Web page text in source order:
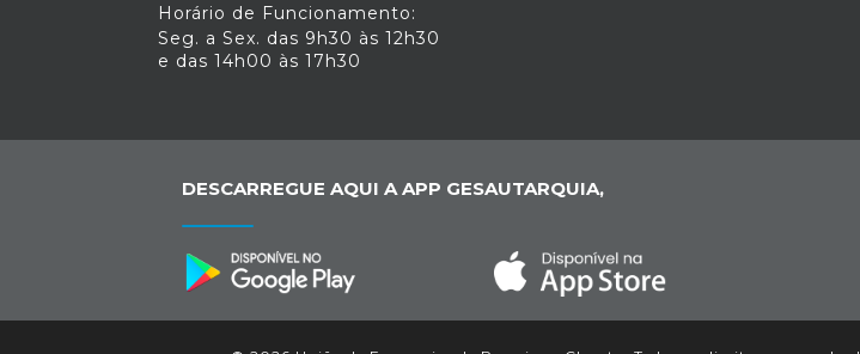
Horário de Funcionamento:
Seg. a Sex. das 9h30 às 12h30
e das 14h00 às 17h30
DESCARREGUE AQUI A APP GESAUTARQUIA,